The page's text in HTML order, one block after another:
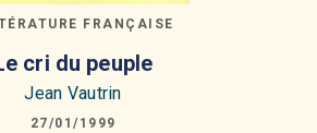
FRANÇAISE
cri du peuple
Jean Vautrin
27/01/1999